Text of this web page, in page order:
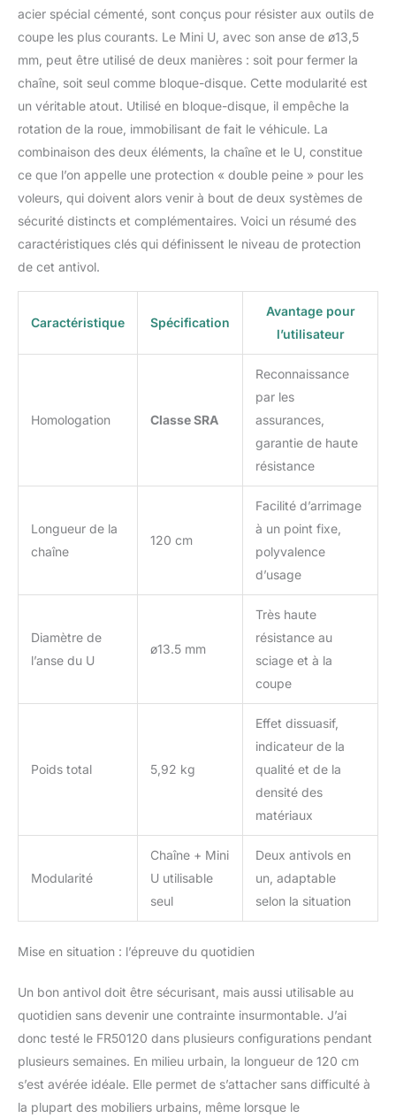
acier spécial cémenté, sont conçus pour résister aux outils de
coupe les plus courants. Le Mini U, avec son anse de ø13,5
mm, peut être utilisé de deux manières : soit pour fermer la
chaîne, soit seul comme bloque-disque. Cette modularité est
un véritable atout. Utilisé en bloque-disque, il empêche la
rotation de la roue, immobilisant de fait le véhicule. La
combinaison des deux éléments, la chaîne et le U, constitue
ce que l’on appelle une protection « double peine » pour les
voleurs, qui doivent alors venir à bout de deux systèmes de
sécurité distincts et complémentaires. Voici un résumé des
caractéristiques clés qui définissent le niveau de protection
de cet antivol.
Caractéristique Spécification
Avantage pour
l’utilisateur
Homologation Classe SRA
Reconnaissance
par les
assurances,
garantie de haute
résistance
Longueur de la
chaîne
120 cm
Facilité d’arrimage
à un point fixe,
polyvalence
d’usage
Diamètre de
l’anse du U
ø13.5 mm
Très haute
résistance au
sciage et à la
coupe
Poids total 5,92 kg
Effet dissuasif,
indicateur de la
qualité et de la
densité des
matériaux
Modularité
Chaîne + Mini
U utilisable
seul
Deux antivols en
un, adaptable
selon la situation
Mise en situation : l’épreuve du quotidien
Un bon antivol doit être sécurisant, mais aussi utilisable au
quotidien sans devenir une contrainte insurmontable. J’ai
donc testé le FR50120 dans plusieurs configurations pendant
plusieurs semaines. En milieu urbain, la longueur de 120 cm
s’est avérée idéale. Elle permet de s’attacher sans difficulté à
la plupart des mobiliers urbains, même lorsque le